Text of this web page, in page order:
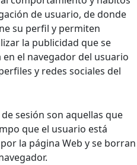
de usuario, de donde
su perfil y permiten
la publicidad que se
en el navegador del usuario
y redes sociales del
sesión son aquellas que
que el usuario está
la página Web y se borran